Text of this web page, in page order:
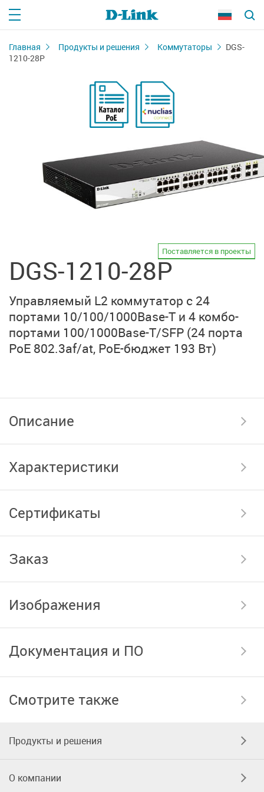
Главная Продукты и решения Коммутаторы
DGS-
1210-28P
DGS-1210-28P
Поставляется в проекты
Управляемый L2 коммутатор с 24
портами 10/100/1000Base-T и 4 комбо-
портами 100/1000Base-T/SFP (24 порта
PoE 802.3af/at, PoE-бюджет 193 Вт)
Описание
Характеристики
Сертификаты
Заказ
Изображения
Документация и ПО
Смотрите также
Продукты и решения
О компании